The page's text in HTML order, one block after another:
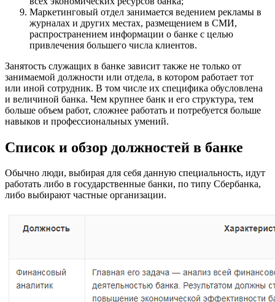
Маркетинговый отдел занимается ведением рекламы в
журналах и других местах, размещением в СМИ,
распространением информации о банке с целью
привлечения большего числа клиентов.
Занятость служащих в банке зависит также не только от
занимаемой должности или отдела, в котором работает тот
или иной сотрудник. В том числе их специфика обусловлена
и величиной банка. Чем крупнее банк и его структура, тем
больше объем работ, сложнее работать и потребуется больше
навыков и профессиональных умений.
Список и обзор должностей в банке
Обычно люди, выбирая для себя данную специальность, идут
работать либо в государственные банки, по типу Сбербанка,
либо выбирают частные организации.